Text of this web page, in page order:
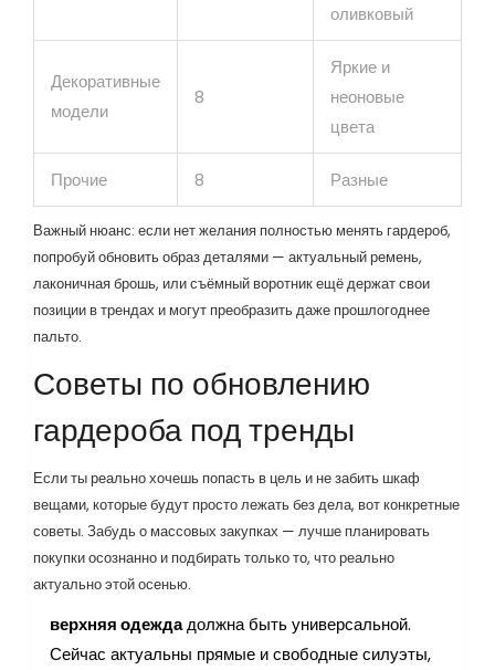
оливковый
Декоративные
модели
8
Яркие и
неоновые
цвета
Прочие 8 Разные
Важный нюанс: если нет желания полностью менять гардероб,
попробуй обновить образ деталями — актуальный ремень,
лаконичная брошь, или съёмный воротник ещё держат свои
позиции в трендах и могут преобразить даже прошлогоднее
пальто.
Советы по обновлению
гардероба под тренды
Если ты реально хочешь попасть в цель и не забить шкаф
вещами, которые будут просто лежать без дела, вот конкретные
советы. Забудь о массовых закупках — лучше планировать
покупки осознанно и подбирать только то, что реально
актуально этой осенью.
верхняя одеждадолжна быть универсальной.
Сейчас актуальны прямые и свободные силуэты,